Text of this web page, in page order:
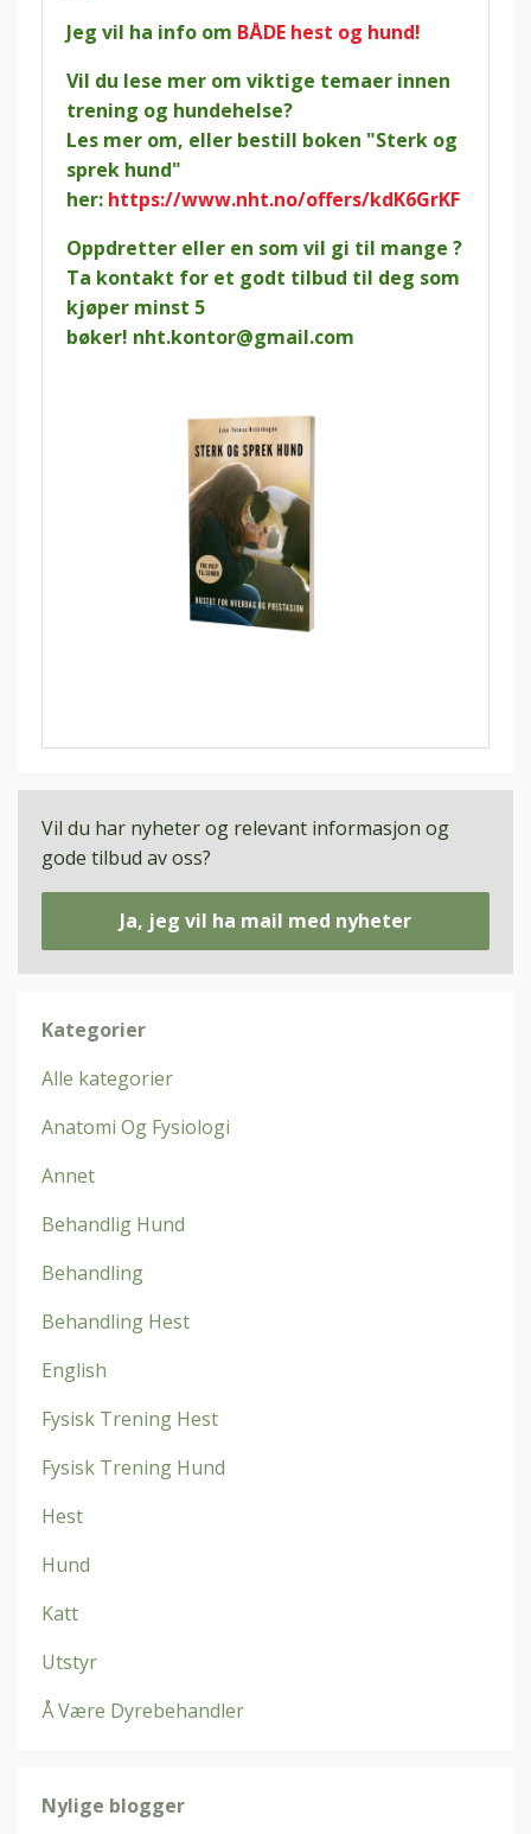
Jeg vil ha info om BÅDE hest og hund!
Vil du lese mer om viktige temaer innen
trening og hundehelse?
Les mer om, eller bestill boken "Sterk og
sprek hund"
her: https://www.nht.no/offers/kdK6GrKF
Oppdretter eller en som vil gi til mange ?
Ta kontakt for et godt tilbud til deg som
kjøper minst 5
bøker! nht.kontor@gmail.com
Vil du har nyheter og relevant informasjon og
gode tilbud av oss?
Ja, jeg vil ha mail med nyheter
Kategorier
Alle kategorier
Anatomi Og Fysiologi
Annet
Behandlig Hund
Behandling
Behandling Hest
English
Fysisk Trening Hest
Fysisk Trening Hund
Hest
Hund
Katt
Utstyr
Å Være Dyrebehandler
Nylige blogger